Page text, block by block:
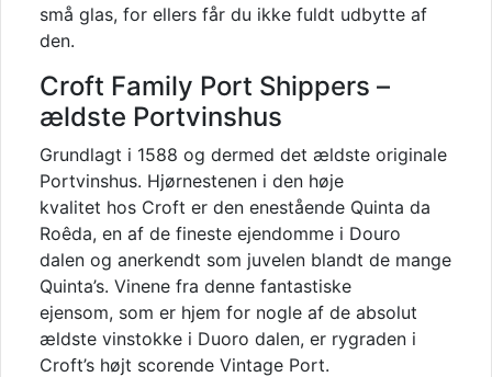
små glas, for ellers får du ikke fuldt udbytte af
den.
Croft Family Port Shippers –
ældste Portvinshus
Grundlagt i 1588 og dermed det ældste originale
Portvinshus. Hjørnestenen i den høje
kvalitet hos Croft er den enestående Quinta da
Roêda, en af de fineste ejendomme i Douro
dalen og anerkendt som juvelen blandt de mange
Quinta’s. Vinene fra denne fantastiske
ejensom, som er hjem for nogle af de absolut
ældste vinstokke i Duoro dalen, er rygraden i
Croft’s højt scorende Vintage Port.